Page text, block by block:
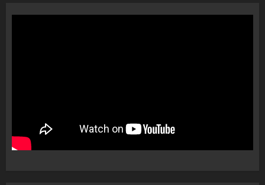
1
“bosen” Joana Nano për
abuzim me fondet publike dhe
pasuri të pajustifikuar